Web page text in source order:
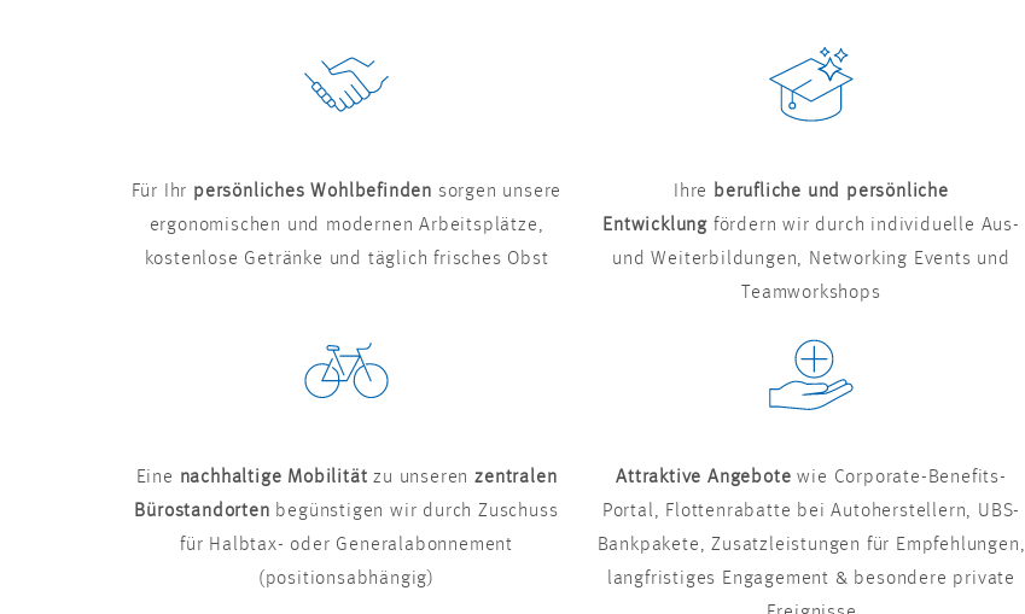
Für Ihr persönliches Wohlbefinden sorgen unsere
ergonomischen und modernen Arbeitsplätze,
kostenlose Getränke und täglich frisches Obst
Ihre berufliche und persönliche
Entwicklung fördern wir durch individuelle Aus-
und Weiterbildungen, Networking Events und
Teamworkshops
Eine nachhaltige Mobilitätzu unserenzentralen
Bürostandorten begünstigen wir durch Zuschuss
für Halbtax- oder Generalabonnement
(positionsabhängig)
Attraktive Angebote wie Corporate-Benefits-
Portal, Flottenrabatte bei Autoherstellern, UBS-
Bankpakete, Zusatzleistungen für Empfehlungen,
langfristiges Engagement & besondere private